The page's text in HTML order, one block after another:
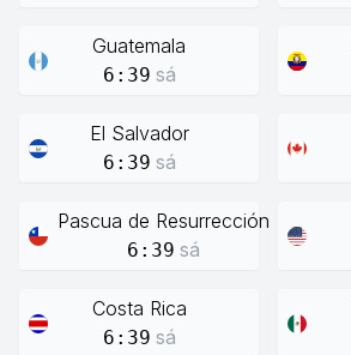
Guatemala
6:39 sá
El Salvador
6:39 sá
Pascua de Resurrección
6:39 sá
Costa Rica
6:39 sá